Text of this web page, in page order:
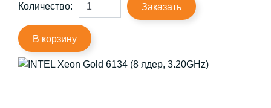
Количество: Заказать
В корзину